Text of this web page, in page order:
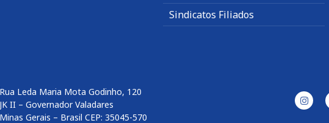
Sindicatos Filiados
Rua Leda Maria Mota Godinho, 120
JK II – Governador Valadares
Minas Gerais – Brasil CEP: 35045-570